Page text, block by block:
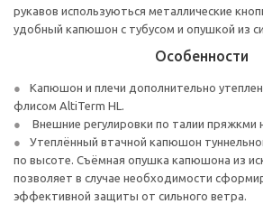
рукавов используються металлические
удобный капюшон с тубусом и опушкой из
Особенности
Капюшон и плечи дополнительно
флисом AltiTerm HL.
Внешние регулировки по талии пряжкми
Утеплённый втачной капюшон
по высоте. Съёмная опушка капюшона из
позволяет в случае необходимости
эффективной защиты от сильного ветра.